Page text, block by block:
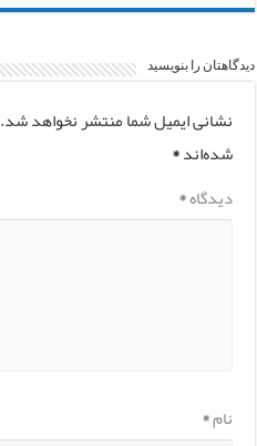
دیدگاهتان را بنویسید
نشانی ایمیل شما منتشر نخواهد شد.
شده‌اند*
دیدگاه*
نام*